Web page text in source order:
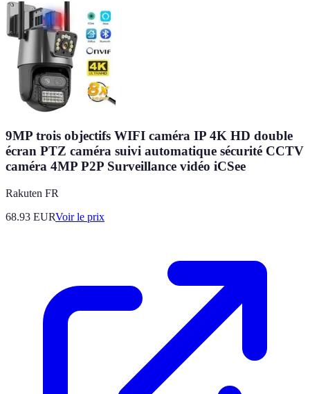
9MP trois objectifs WIFI caméra IP 4K HD double
écran PTZ caméra suivi automatique sécurité CCTV
caméra 4MP P2P Surveillance vidéo iCSee
Rakuten FR
68.93 EURVoir le prix